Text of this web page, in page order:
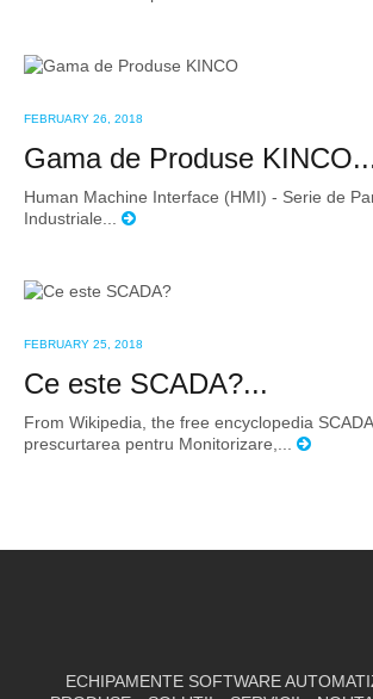
FEBRUARY 26, 2018
Gama de Produse
Human Machine Interface (HMI) - Serie de
Industriale...
FEBRUARY 25, 2018
Ce este SCADA?...
From Wikipedia, the free encyclopedia
prescurtarea pentru Monitorizare,...
ECHIPAMENTE SOFTWARE